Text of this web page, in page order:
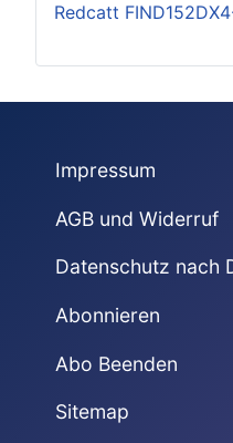
Redcatt
Impressum
AGB und Widerruf
Datenschutz nach
Abonnieren
Abo Beenden
Sitemap